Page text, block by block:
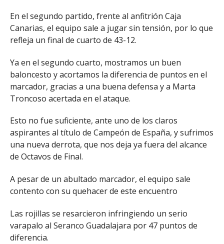
En el segundo partido, frente al anfitrión Caja
Canarias, el equipo sale a jugar sin tensión, por lo que
refleja un final de cuarto de 43-12.
Ya en el segundo cuarto, mostramos un buen
baloncesto y acortamos la diferencia de puntos en el
marcador, gracias a una buena defensa y a Marta
Troncoso acertada en el ataque.
Esto no fue suficiente, ante uno de los claros
aspirantes al título de Campeón de España, y sufrimos
una nueva derrota, que nos deja ya fuera del alcance
de Octavos de Final.
A pesar de un abultado marcador, el equipo sale
contento con su quehacer de este encuentro
Las rojillas se resarcieron infringiendo un serio
varapalo al Seranco Guadalajara por 47 puntos de
diferencia.